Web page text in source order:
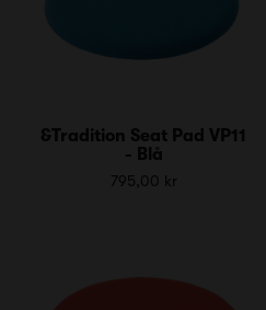
&Tradition Seat Pad VP11
- Blå
795,00 kr